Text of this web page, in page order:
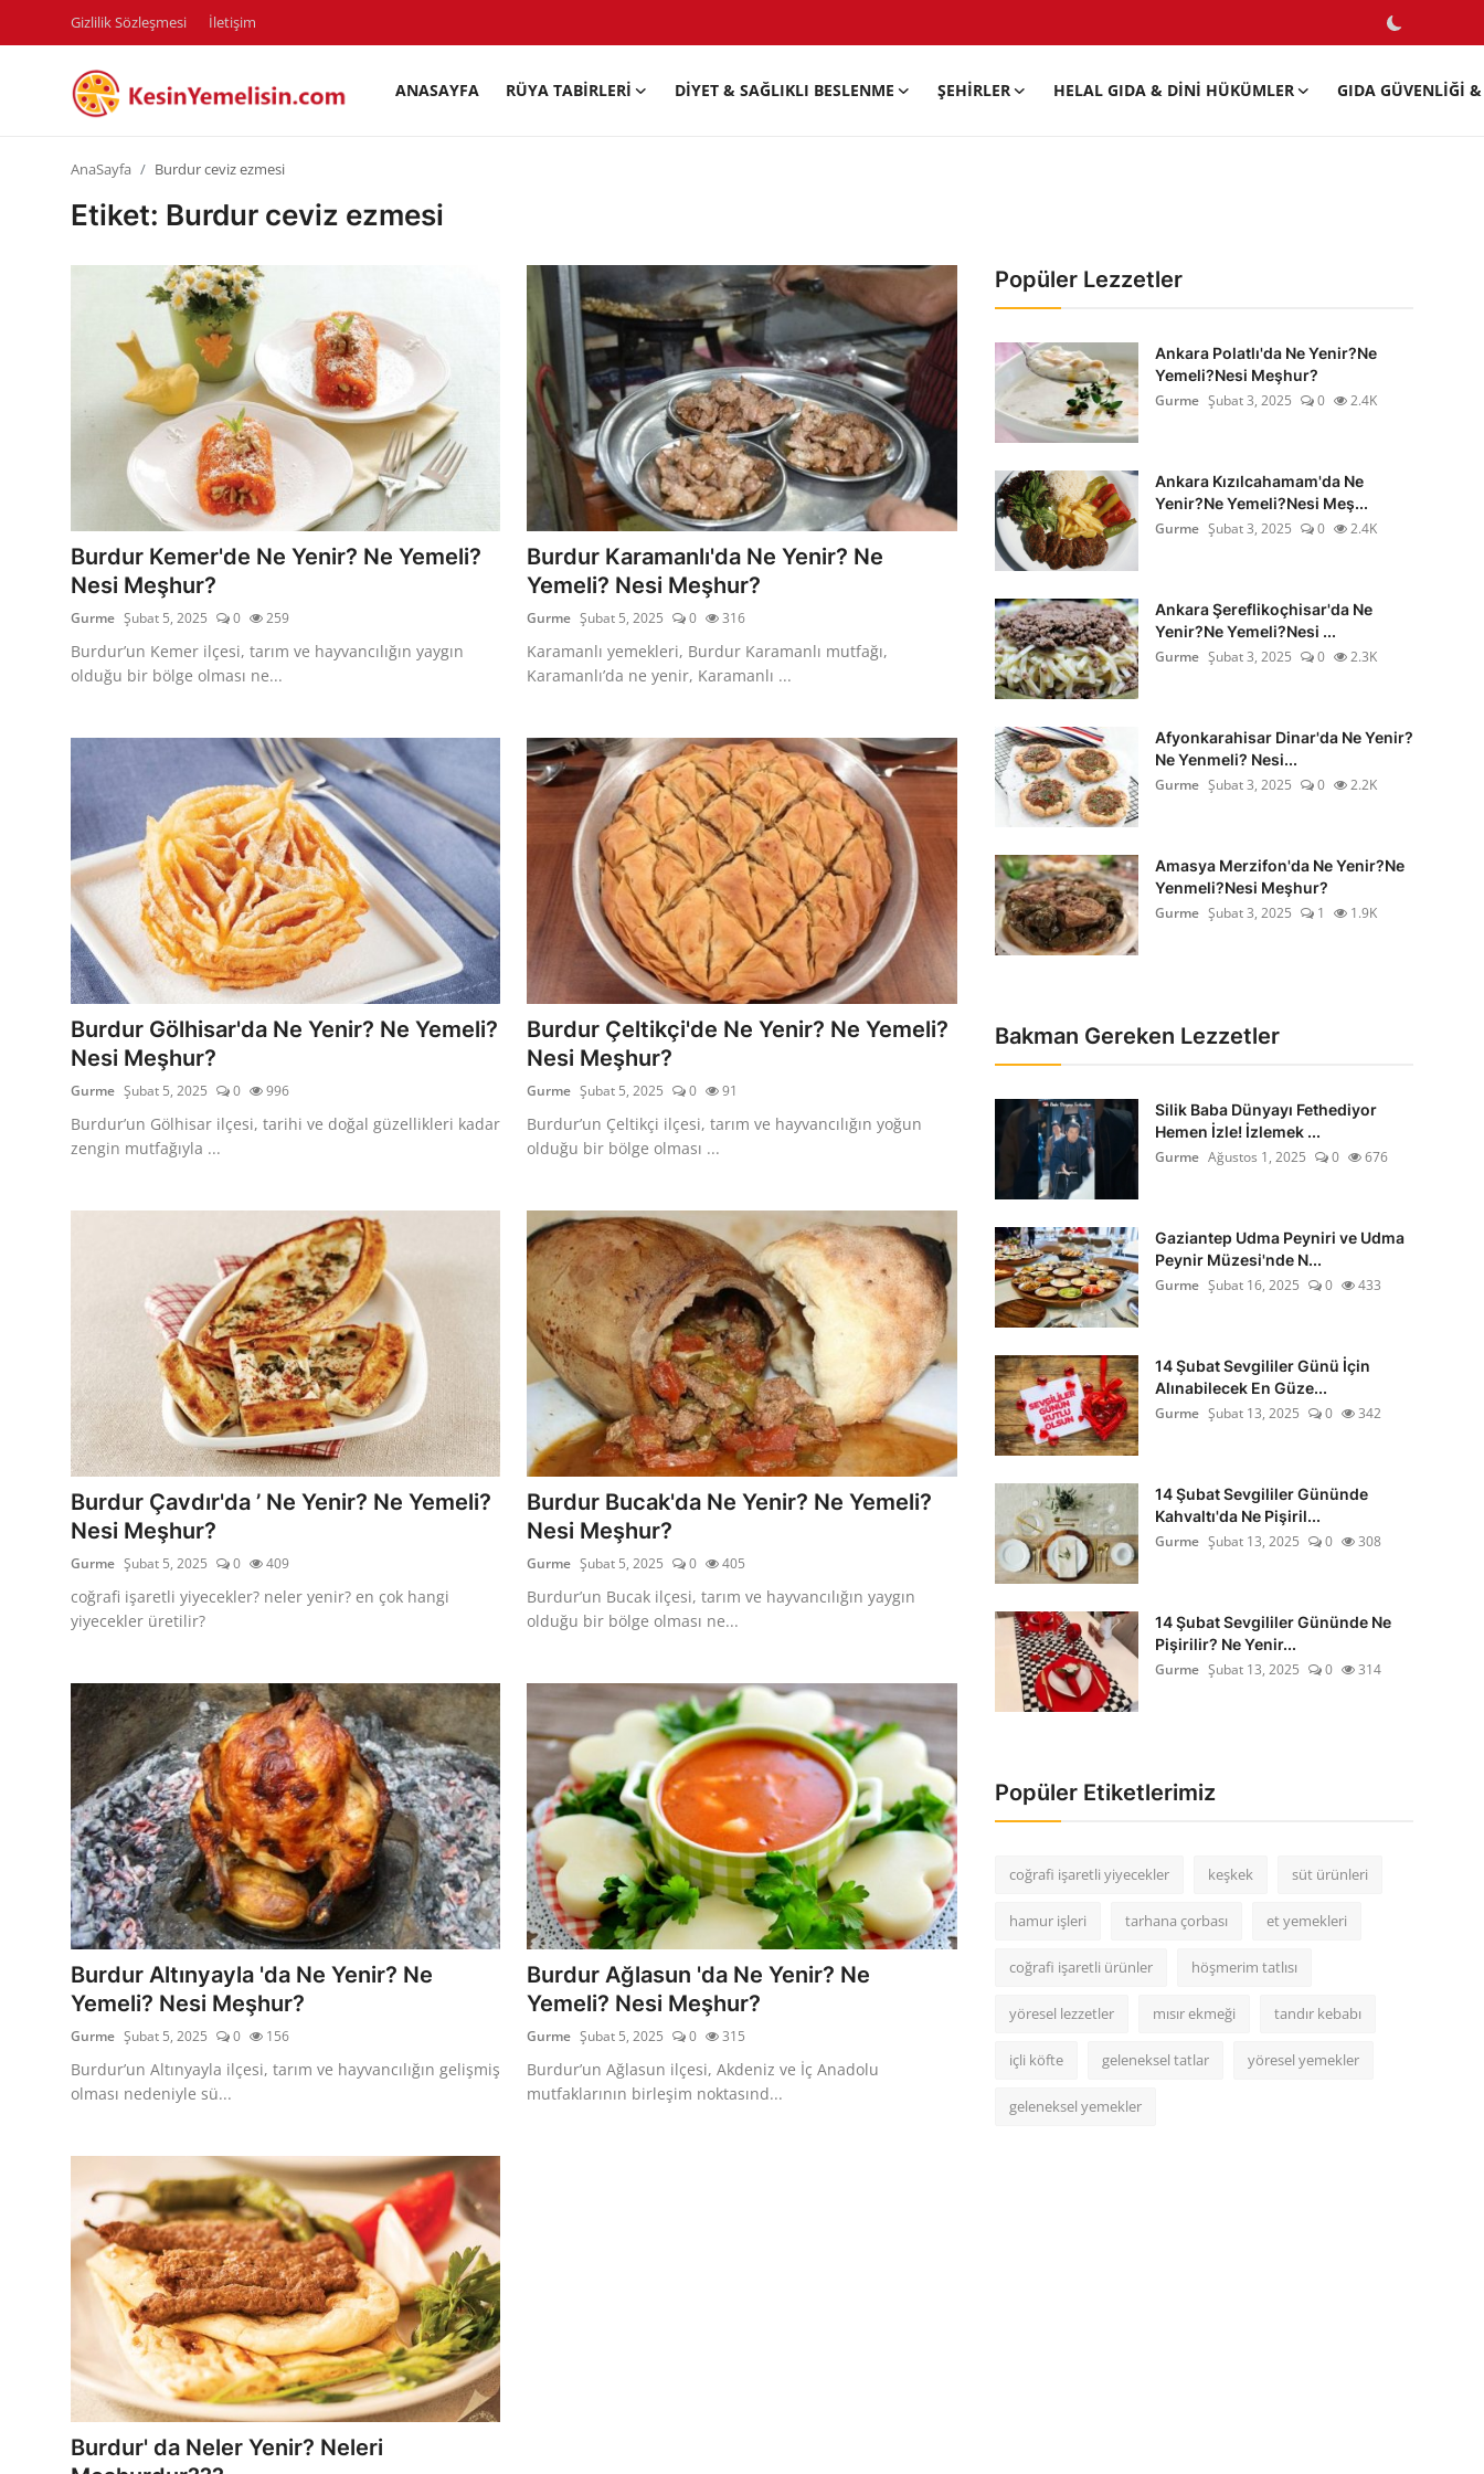
Gizlilik Sözleşmesi İletişim
ANASAYFA RÜYA TABIRLERI DIYET & SAĞLIKLI BESLENME ŞEHIRLER HELAL GIDA & DINI HÜKÜMLER GIDA GÜVENLIĞI
Diyet & Sağlıklı Beslenme
Helal Gıda & Dini Hükümler
Gıda Güvenliği & Bilimi
Kalori & Diyet Rehberi
Mutfak Püf Noktaları & İpuçları
Mekan & Lezzet Rotaları
Temel Gıda ve Ürün Rehberleri
Yöresel Tarifler & Ev Yemekleri
Gıda Güvenliği & Sağlık
İçecek Kültürü & Rehberleri
Popüler Kültür & Mutfak Tarihi
Mutfak Temizliği & Pratik Bilgiler
Anne & Bebek Beslenmesi
Mutfak Sırları & Teknikler
Gıda Sözlüğü & Nedir?
Yemek Tarifleri & Menüler
AnaSayfa Burdur ceviz ezmesi
Etiket: Burdur ceviz ezmesi
Burdur Kemer'de Ne Yenir? Ne Yemeli?
Nesi Meşhur?
Gurme Şubat 5, 2025 0 259
Burdur’un Kemer ilçesi, tarım ve hayvancılığın yaygın
olduğu bir bölge olması ne...
Burdur Karamanlı'da Ne Yenir? Ne
Yemeli? Nesi Meşhur?
Gurme Şubat 5, 2025 0 316
Karamanlı yemekleri, Burdur Karamanlı mutfağı,
Karamanlı’da ne yenir, Karamanlı ...
Burdur Gölhisar'da Ne Yenir? Ne Yemeli?
Nesi Meşhur?
Gurme Şubat 5, 2025 0 996
Burdur’un Gölhisar ilçesi, tarihi ve doğal güzellikleri kadar
zengin mutfağıyla ...
Burdur Çeltikçi'de Ne Yenir? Ne Yemeli?
Nesi Meşhur?
Gurme Şubat 5, 2025 0 91
Burdur’un Çeltikçi ilçesi, tarım ve hayvancılığın yoğun
olduğu bir bölge olması ...
Burdur Çavdır'da ’ Ne Yenir? Ne Yemeli?
Nesi Meşhur?
Gurme Şubat 5, 2025 0 409
coğrafi işaretli yiyecekler? neler yenir? en çok hangi
yiyecekler üretilir?
Burdur Bucak'da Ne Yenir? Ne Yemeli?
Nesi Meşhur?
Gurme Şubat 5, 2025 0 405
Burdur’un Bucak ilçesi, tarım ve hayvancılığın yaygın
olduğu bir bölge olması ne...
Burdur Altınyayla 'da Ne Yenir? Ne
Yemeli? Nesi Meşhur?
Gurme Şubat 5, 2025 0 156
Burdur’un Altınyayla ilçesi, tarım ve hayvancılığın gelişmiş
olması nedeniyle sü...
Burdur Ağlasun 'da Ne Yenir? Ne
Yemeli? Nesi Meşhur?
Gurme Şubat 5, 2025 0 315
Burdur’un Ağlasun ilçesi, Akdeniz ve İç Anadolu
mutfaklarının birleşim noktasınd...
Burdur' da Neler Yenir? Neleri
Popüler Lezzetler
Ankara Polatlı'da Ne Yenir?Ne
Yemeli?Nesi Meşhur?
Gurme Şubat 3, 2025 0 2.4K
Ankara Kızılcahamam'da Ne
Yenir?Ne Yemeli?Nesi Meş...
Gurme Şubat 3, 2025 0 2.4K
Ankara Şereflikoçhisar'da Ne
Yenir?Ne Yemeli?Nesi ...
Gurme Şubat 3, 2025 0 2.3K
Afyonkarahisar Dinar'da Ne Yenir?
Ne Yenmeli? Nesi...
Gurme Şubat 3, 2025 0 2.2K
Amasya Merzifon'da Ne Yenir?Ne
Yenmeli?Nesi Meşhur?
Gurme Şubat 3, 2025 1 1.9K
Bakman Gereken Lezzetler
Silik Baba Dünyayı Fethediyor
Hemen İzle! İzlemek ...
Gurme Ağustos 1, 2025 0 676
Gaziantep Udma Peyniri ve Udma
Peynir Müzesi'nde N...
Gurme Şubat 16, 2025 0 433
14 Şubat Sevgililer Günü İçin
Alınabilecek En Güze...
Gurme Şubat 13, 2025 0 342
14 Şubat Sevgililer Gününde
Kahvaltı'da Ne Pişiril...
Gurme Şubat 13, 2025 0 308
14 Şubat Sevgililer Gününde Ne
Pişirilir? Ne Yenir...
Gurme Şubat 13, 2025 0 314
Popüler Etiketlerimiz
coğrafi işaretli yiyecekler keşkek süt ürünleri
hamur işleri tarhana çorbası et yemekleri
coğrafi işaretli ürünler höşmerim tatlısı
yöresel lezzetler mısır ekmeği tandır kebabı
içli köfte geleneksel tatlar yöresel yemekler
geleneksel yemekler